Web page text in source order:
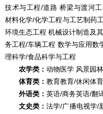
技术与工程/道路 桥梁与渡河
材料化学/化学工程与工艺制药
环境生态工程 机械设计制造及
务工程/车辆工程 数学与应用数
理科学/食品科学与工程
农学类： 动物医学 风景园
体育类： 教育教育/休闲体育
外语类： 英语/商务英语/翻
文史类：法学/广播电视学/